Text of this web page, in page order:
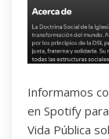
Informamos
en Spotify
Vida Pública